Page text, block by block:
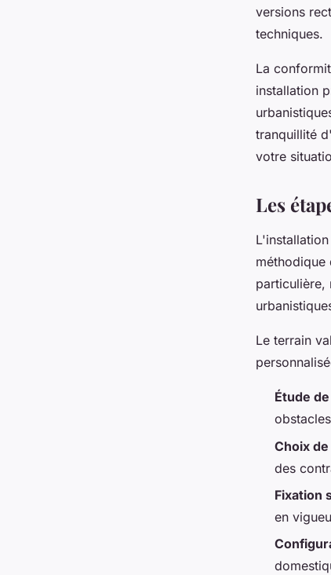
versions
techniques.
La
installation
tranquillité
votre
Les
méthodique
particulière,
Le terrain
Étude
Choix
des
Fixation
en